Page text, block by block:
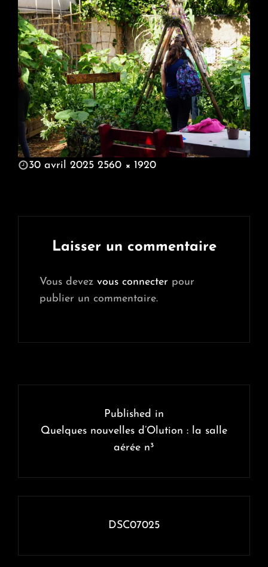
POSTED
30 avril 2025 2560 × 1920
Laisser un commentaire
Vous devez vous connecter pour
publier un commentaire.
l’article
Published in
Quelques nouvelles d’Olution : la salle
aérée n³
DSC07025